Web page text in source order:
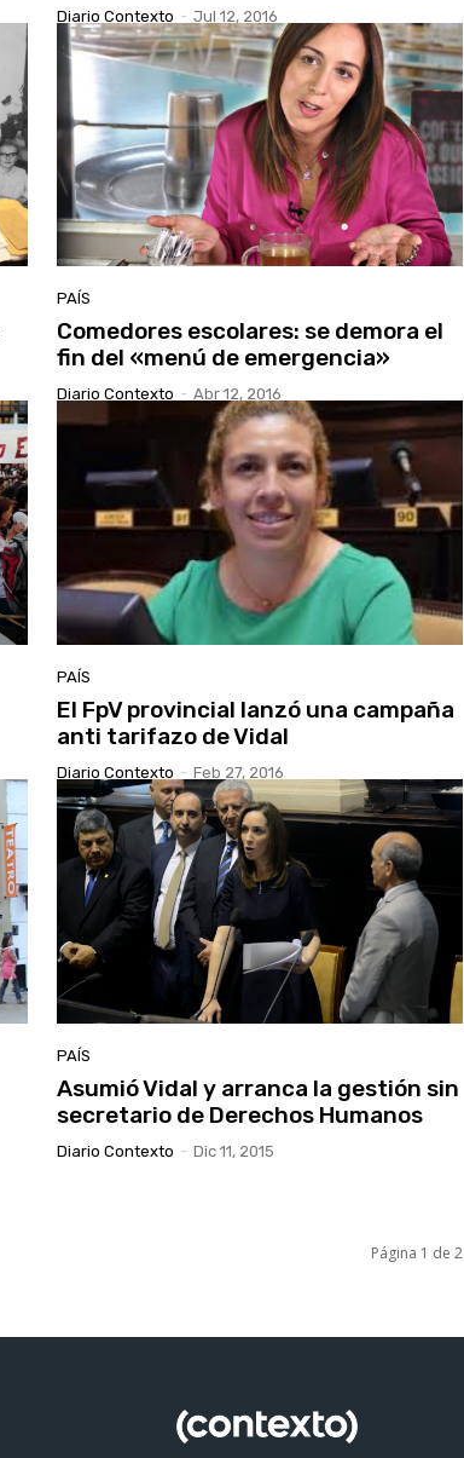
Diario Contexto - Jul 12, 2016
PAÍS
Comedores escolares: se demora el
fin del «menú de emergencia»
Diario Contexto - Abr 12, 2016
PAÍS
El FpV provincial lanzó una campaña
anti tarifazo de Vidal
Diario Contexto - Feb 27, 2016
PAÍS
Asumió Vidal y arranca la gestión sin
secretario de Derechos Humanos
Diario Contexto - Dic 11, 2015
Página 1 de 2